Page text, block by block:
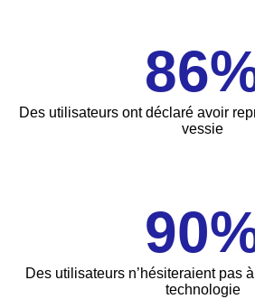
Des utilisateurs ont déclaré avoir
vessie
Des utilisateurs n’hésiteraient pas
technologie